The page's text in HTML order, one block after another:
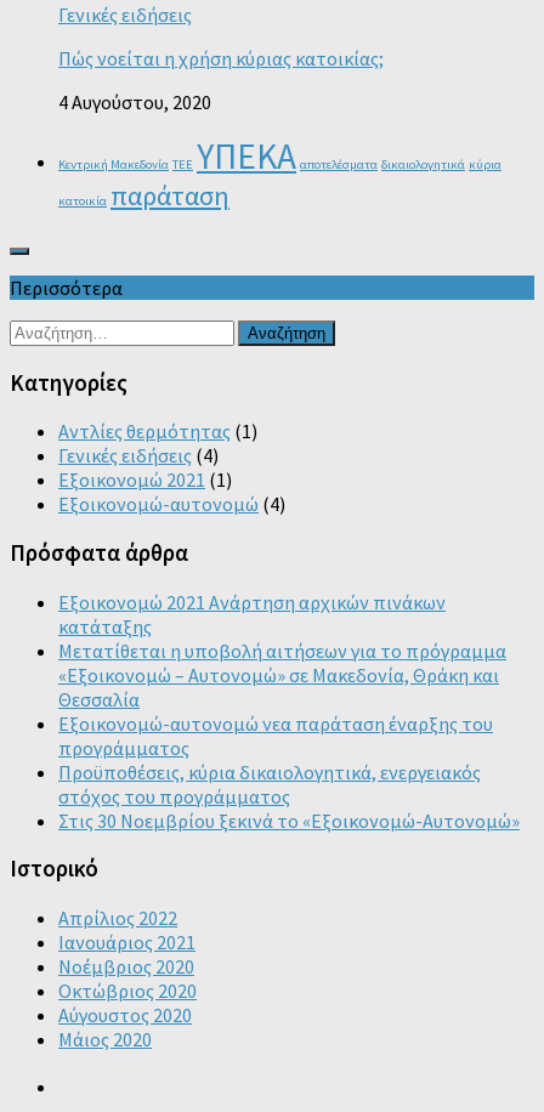
Γενικές ειδήσεις
Πώς νοείται η χρήση κύριας κατοικίας;
4 Αυγούστου, 2020
Κεντρική Μακεδονία ΤΕΕ ΥΠΕΚΑ αποτελέσματα δικαιολογητικά κύρια
κατοικία παράταση
Περισσότερα
Αναζήτηση
για:
Kατηγορίες
Αντλίες θερμότητας (1)
Γενικές ειδήσεις (4)
Εξοικονομώ 2021 (1)
Εξοικονομώ-αυτονομώ (4)
Πρόσφατα άρθρα
Εξοικονομώ 2021 Ανάρτηση αρχικών πινάκων
κατάταξης
Μετατίθεται η υποβολή αιτήσεων για το πρόγραμμα
«Εξοικονομώ – Αυτονομώ» σε Μακεδονία, Θράκη και
Θεσσαλία
Εξοικονομώ-αυτονομώ νεα παράταση έναρξης του
προγράμματος
Προϋποθέσεις, κύρια δικαιολογητικά, ενεργειακός
στόχος του προγράμματος
Στις 30 Νοεμβρίου ξεκινά το «Εξοικονομώ-Αυτονομώ»
Ιστορικό
Απρίλιος 2022
Ιανουάριος 2021
Νοέμβριος 2020
Οκτώβριος 2020
Αύγουστος 2020
Μάιος 2020